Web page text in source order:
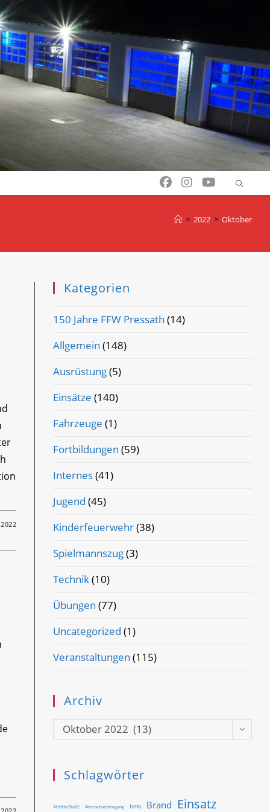
> 2022 > Oktober
Kategorien
150 Jahre FFW Pressath (14)
Allgemein (148)
Ausrüstung(5)
Einsätze (140)
Fahrzeuge (1)
Fortbildungen (59)
Internes(41)
Jugend (45)
Kinderfeuerwehr(38)
Spielmannszug(3)
Technik(10)
Übungen (77)
Uncategorized (1)
Veranstaltungen (115)
Archiv
Archiv
Oktober 2022 (13)
Schlagwörter
Atemschutz Atemschutzlehrgang bma Brand Einsatz